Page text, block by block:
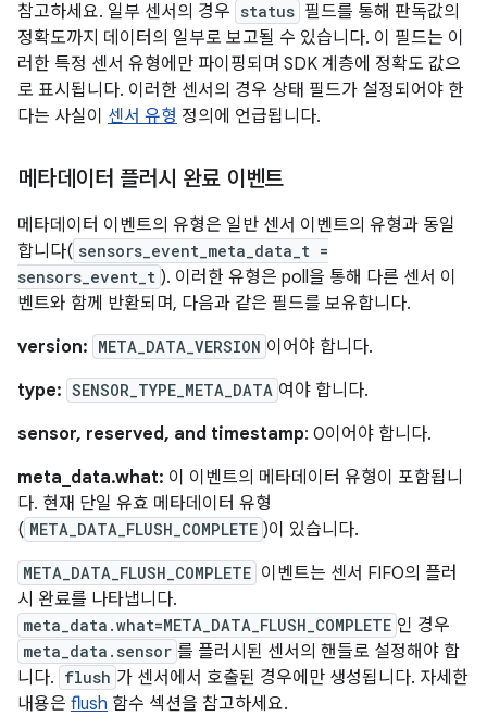
참고하세요. 일부 센서의 경우 status 필드를 통해 판독값의
정확도까지 데이터의 일부로 보고될 수 있습니다. 이 필드는 이
러한 특정 센서 유형에만 파이핑되며 SDK 계층에 정확도 값으
로 표시됩니다. 이러한 센서의 경우 상태 필드가 설정되어야 한
다는 사실이 센서 유형 정의에 언급됩니다.
메타데이터 플러시 완료 이벤트
메타데이터 이벤트의 유형은 일반 센서 이벤트의 유형과 동일
합니다( sensors_event_meta_data_t =
sensors_event_t ). 이러한 유형은 poll을 통해 다른 센서 이
벤트와 함께 반환되며, 다음과 같은 필드를 보유합니다.
version: META_DATA_VERSION 이어야 합니다.
type: SENSOR_TYPE_META_DATA 여야 합니다.
sensor, reserved, and timestamp: 0이어야 합니다.
meta_data.what: 이 이벤트의 메타데이터 유형이 포함됩니
다. 현재 단일 유효 메타데이터 유형
( META_DATA_FLUSH_COMPLETE )이 있습니다.
META_DATA_FLUSH_COMPLETE 이벤트는 센서 FIFO의 플러
시 완료를 나타냅니다.
meta_data.what=META_DATA_FLUSH_COMPLETE 인 경우
meta_data.sensor 를 플러시된 센서의 핸들로 설정해야 합
니다. flush 가 센서에서 호출된 경우에만 생성됩니다. 자세한
내용은 flush 함수 섹션을 참고하세요.